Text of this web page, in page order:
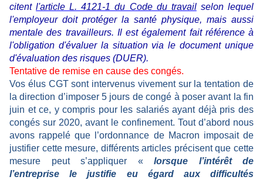
citentl'article L. 4121-1 du Code du travailselon lequel
l'employeur doit protéger la santé physique, mais aussi
mentale des travailleurs. Il est également fait référence à
l'obligation d'évaluer la situation via le document unique
d'évaluation des risques (DUER).
Tentative de remise en cause des congés.
Vos élus CGT sont intervenus vivement sur la tentation de
la direction d’imposer 5 jours de congé à poser avant la fin
juin et ce, y compris pour les salariés ayant déjà pris des
congés sur 2020, avant le confinement. Tout d’abord nous
avons rappelé que l’ordonnance de Macron imposait de
justifier cette mesure, différents articles précisent que cette
mesure peut s’appliquer « lorsque l’intérêt de
l’entreprise le justifie eu égard aux difficultés